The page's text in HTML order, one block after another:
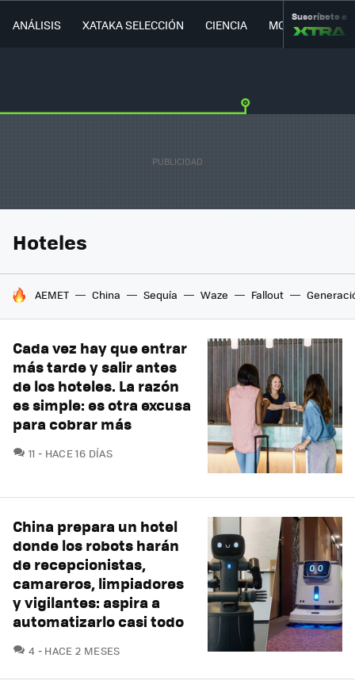
ANÁLISIS XATAKA SELECCIÓN CIENCIA MOVILIDAD
Suscríbete a
Hoteles
HOY SE HABLA DE
AEMET China Sequía Waze Fallout
Cada vez hay que entrar
más tarde y salir antes
de los hoteles. La razón
es simple: es otra excusa
para cobrar más
11 COMENTARIOS
HACE 16 DÍAS
China prepara un hotel
donde los robots harán
de recepcionistas,
camareros, limpiadores
y vigilantes: aspira a
automatizarlo casi todo
4 COMENTARIOS
HACE 2 MESES